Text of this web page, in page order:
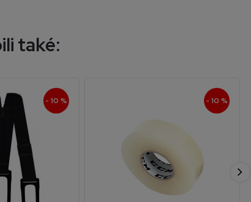
také:
- 10 % - 10 %